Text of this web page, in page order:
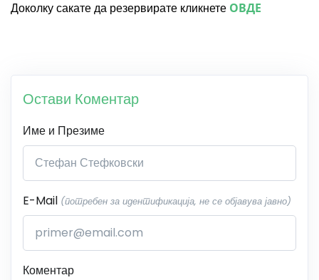
Доколку сакате да резервирате кликнете ОВДЕ
Остави Коментар
Име и Презиме
E-Mail (потребен за идентификација, не се објавува јавно)
Коментар